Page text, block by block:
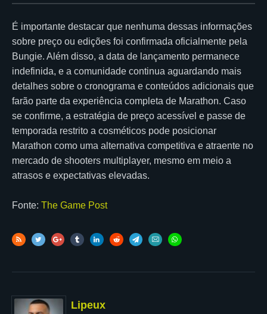
É importante destacar que nenhuma dessas informações
sobre preço ou edições foi confirmada oficialmente pela
Bungie. Além disso, a data de lançamento permanece
indefinida, e a comunidade continua aguardando mais
detalhes sobre o cronograma e conteúdos adicionais que
farão parte da experiência completa de Marathon. Caso
se confirme, a estratégia de preço acessível e passe de
temporada restrito a cosméticos pode posicionar
Marathon como uma alternativa competitiva e atraente no
mercado de shooters multiplayer, mesmo em meio a
atrasos e expectativas elevadas.
Fonte: The Game Post
Lipeux